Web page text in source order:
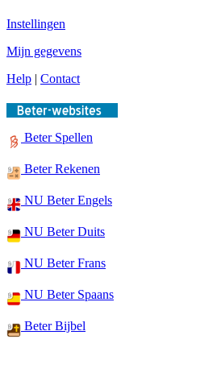
Instellingen
Mijn gegevens
Help | Contact
Beter Spellen
Beter Rekenen
NU Beter Engels
NU Beter Duits
NU Beter Frans
NU Beter Spaans
Beter Bijbel